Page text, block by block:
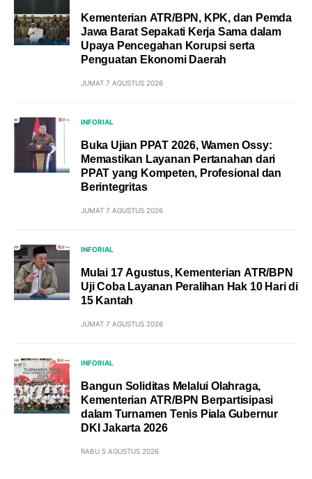
Kementerian ATR/BPN, KPK, dan Pemda
Jawa Barat Sepakati Kerja Sama dalam
Upaya Pencegahan Korupsi serta
Penguatan Ekonomi Daerah
JUMAT 7 AGUSTUS 2026
INFORIAL
Buka Ujian PPAT 2026, Wamen Ossy:
Memastikan Layanan Pertanahan dari
PPAT yang Kompeten, Profesional dan
Berintegritas
JUMAT 7 AGUSTUS 2026
INFORIAL
Mulai 17 Agustus, Kementerian ATR/BPN
Uji Coba Layanan Peralihan Hak 10 Hari di
15 Kantah
JUMAT 7 AGUSTUS 2026
INFORIAL
Bangun Soliditas Melalui Olahraga,
Kementerian ATR/BPN Berpartisipasi
dalam Turnamen Tenis Piala Gubernur
DKI Jakarta 2026
RABU 5 AGUSTUS 2026